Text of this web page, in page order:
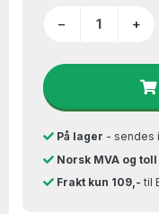
− +
På lager - sendes
Norsk MVA og
Frakt kun 109,- til